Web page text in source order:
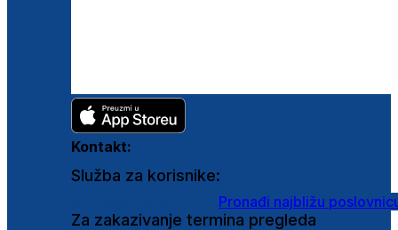
Kontakt:
Služba za korisnike:
Pronađi najbližu
Za zakazivanje termina pregleda